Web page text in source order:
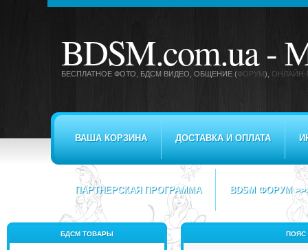
BDSM.com.ua -
БЕСПЛАТНОЕ ФОТО, БДСМ ВИДЕО , ОБЩЕНИЕ (ФОРУМ), ОНЛАЙН-
ВАША КОРЗИНА ДОСТАВКА И ОПЛАТА
ПАРТНЕРСКАЯ ПРОГРАММА BDSM ФОРУМ
БДСМ ТОВАРЫ ПОЯС